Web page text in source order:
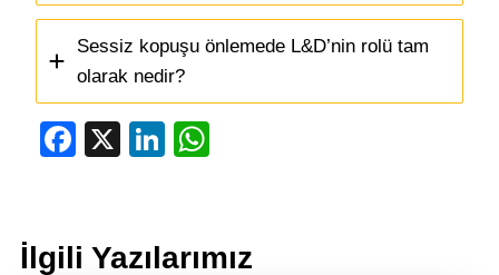
Sessiz kopuşu önlemede L&D’nin rolü tam
olarak nedir?
Facebook
X LinkedIn
İlgili Yazılarımız